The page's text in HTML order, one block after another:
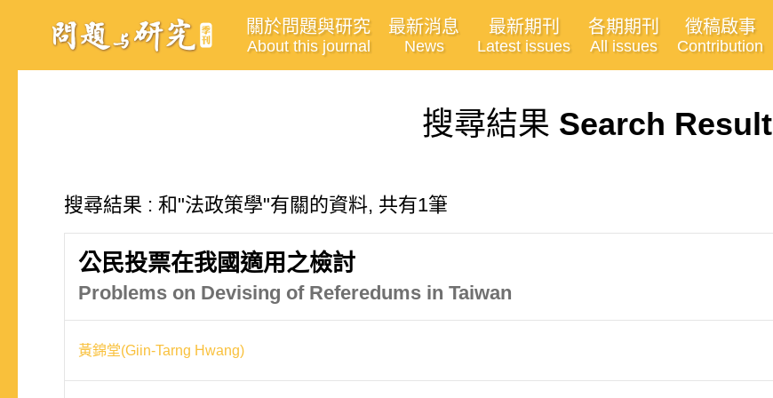
關於問題與研究
About this journal
最新消息
News
最新期刊
Latest issues
各期期刊
All issues
徵稿啟事
Contribution
搜尋結果 Search Result
搜尋結果 : 和"法政策學"有關的資料, 共有1筆
公民投票在我國適用之檢討
Problems on Devising of Referedums in Taiwan
黃錦堂(Giin-Tarng Hwang)